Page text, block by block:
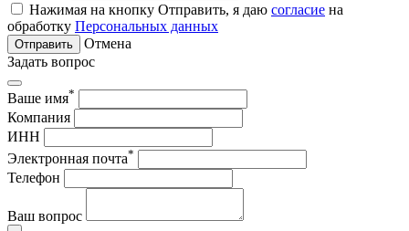
Нажимая на кнопку Отправить, я даю согласие на
обработку Персональных данных
Отправить
Отмена
Задать вопрос
Ваше имя*
Компания
ИНН
Электронная почта*
Телефон
Ваш вопрос